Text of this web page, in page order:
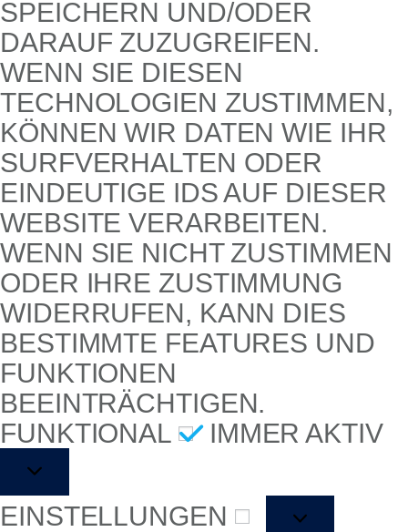
SPEICHERN UND/ODER
DARAUF ZUZUGREIFEN.
WENN SIE DIESEN
TECHNOLOGIEN ZUSTIMMEN,
KÖNNEN WIR DATEN WIE IHR
SURFVERHALTEN ODER
EINDEUTIGE IDS AUF DIESER
WEBSITE VERARBEITEN.
WENN SIE NICHT ZUSTIMMEN
ODER IHRE ZUSTIMMUNG
WIDERRUFEN, KANN DIES
BESTIMMTE FEATURES UND
FUNKTIONEN
BEEINTRÄCHTIGEN.
FUNKTIONAL
IMMER AKTIV
EINSTELLUNGEN